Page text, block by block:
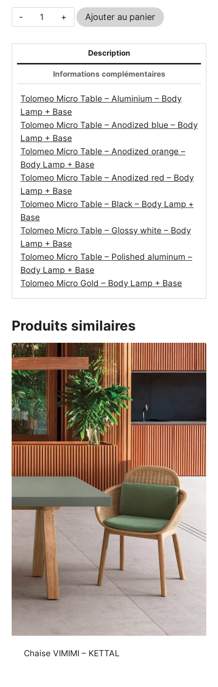
quantité
de
-
ARTEMIDE
Ajouter au panier
Description
Informations complémentaires
Tolomeo Micro Table – Aluminium – Body
Lamp + Base
Tolomeo Micro Table – Anodized blue – Body
Lamp + Base
Tolomeo Micro Table – Anodized orange –
Body Lamp + Base
Tolomeo Micro Table – Anodized red – Body
Lamp + Base
Tolomeo Micro Table – Black – Body Lamp +
Base
Tolomeo Micro Table – Glossy white – Body
Lamp + Base
Tolomeo Micro Table – Polished aluminum –
Body Lamp + Base
Tolomeo Micro Gold – Body Lamp + Base
Produits similaires
Chaise VIMIMI – KETTAL